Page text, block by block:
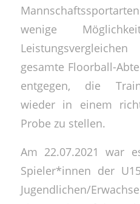
wenige
gesamte Floorball-
entgegen, die
wieder in einem
Probe zu stellen.
Am 22.07.2021 war
Spieler*innen der
Jugendlichen/